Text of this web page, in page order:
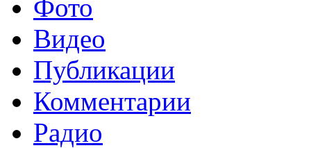
Фото
Видео
Публикации
Комментарии
Радио